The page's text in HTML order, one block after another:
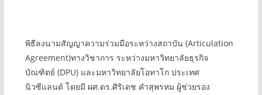
พิธีลงนามสัญญาความร่วมมือระหว่างสถาบัน (Articulation
Agreement)ทางวิชาการ ระหว่างมหาวิทยาลัยธุรกิจ
บัณฑิตย์ (DPU) และมหาวิทยาลัยโอทาโก ประเทศ
นิวซีแลนด์ โดยมี ผศ.ดร.ศิริเดช คำสุพรหม ผู้ช่วยรอง